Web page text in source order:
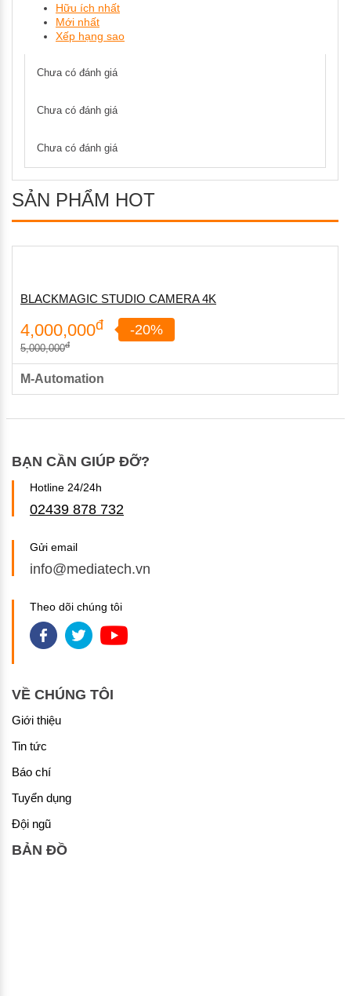
Hữu ích nhất
Mới nhất
Xếp hạng sao
Chưa có đánh giá
Chưa có đánh giá
Chưa có đánh giá
SẢN PHẨM HOT
BLACKMAGIC STUDIO CAMERA 4K
4,000,000đ
5,000,000đ
-20%
M-Automation
BẠN CẦN GIÚP ĐỠ?
Hotline 24/24h
02439 878 732
Gửi email
info@mediatech.vn
Theo dõi chúng tôi
VỀ CHÚNG TÔI
Giới thiệu
Tin tức
Báo chí
Tuyển dụng
Đội ngũ
BẢN ĐỒ